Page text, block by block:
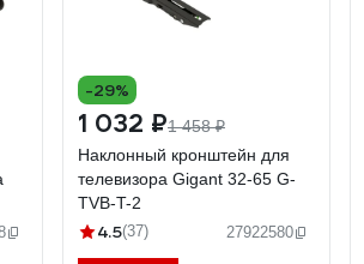
-29%
1 032 ₽1 458 ₽
Наклонный кронштейн для
телевизора Gigant 32-65 G-
TVB-T-2
4.5(37) 27922580